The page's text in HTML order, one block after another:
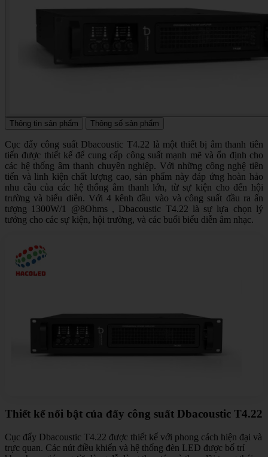
Thông tin sản phẩm Thông số sản phẩm
Cục đẩy công suất Dbacoustic T4.22 là một thiết bị âm thanh tiên
tiến được thiết kế để cung cấp công suất mạnh mẽ và ổn định cho
các hệ thống âm thanh chuyên nghiệp. Với những công nghệ tiên
tiến và linh kiện chất lượng cao, sản phẩm này đáp ứng hoàn hảo
nhu cầu của các hệ thống âm thanh lớn, từ sự kiện cho đến hội
trường và biểu diễn. Với 4 kênh đầu vào và công suất đầu ra ấn
tượng 1300W/1 @8Ohms , Dbacoustic T4.22 là sự lựa chọn lý
tưởng cho các sự kiện, hội trường, và các buổi biểu diễn âm nhạc.
Thiết kế nổi bật của đẩy công suất Dbacoustic T4.22
Cục đẩy Dbacoustic T4.22 được thiết kế với phong cách hiện đại và
trực quan. Các nút điều khiển và hệ thống đèn LED được bố trí